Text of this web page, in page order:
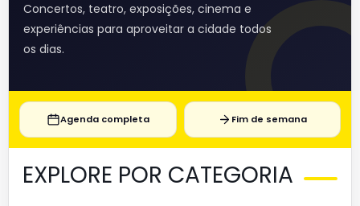
Concertos, teatro, exposições, cinema e
experiências para aproveitar a cidade todos
os dias.
Agenda completa Fim de semana
EXPLORE POR CATEGORIA